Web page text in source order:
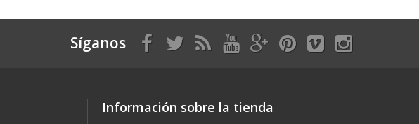
Síganos
Información sobre la tienda